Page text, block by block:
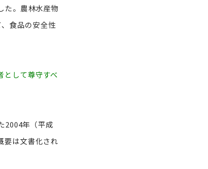
た。農林水産物
食品の安全性
として尊守すべ
2004年（平成
要は文書化され